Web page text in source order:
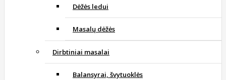
Dėžės ledui
Masalų dėžės
Dirbtiniai masalai
Balansyrai, švytuoklės